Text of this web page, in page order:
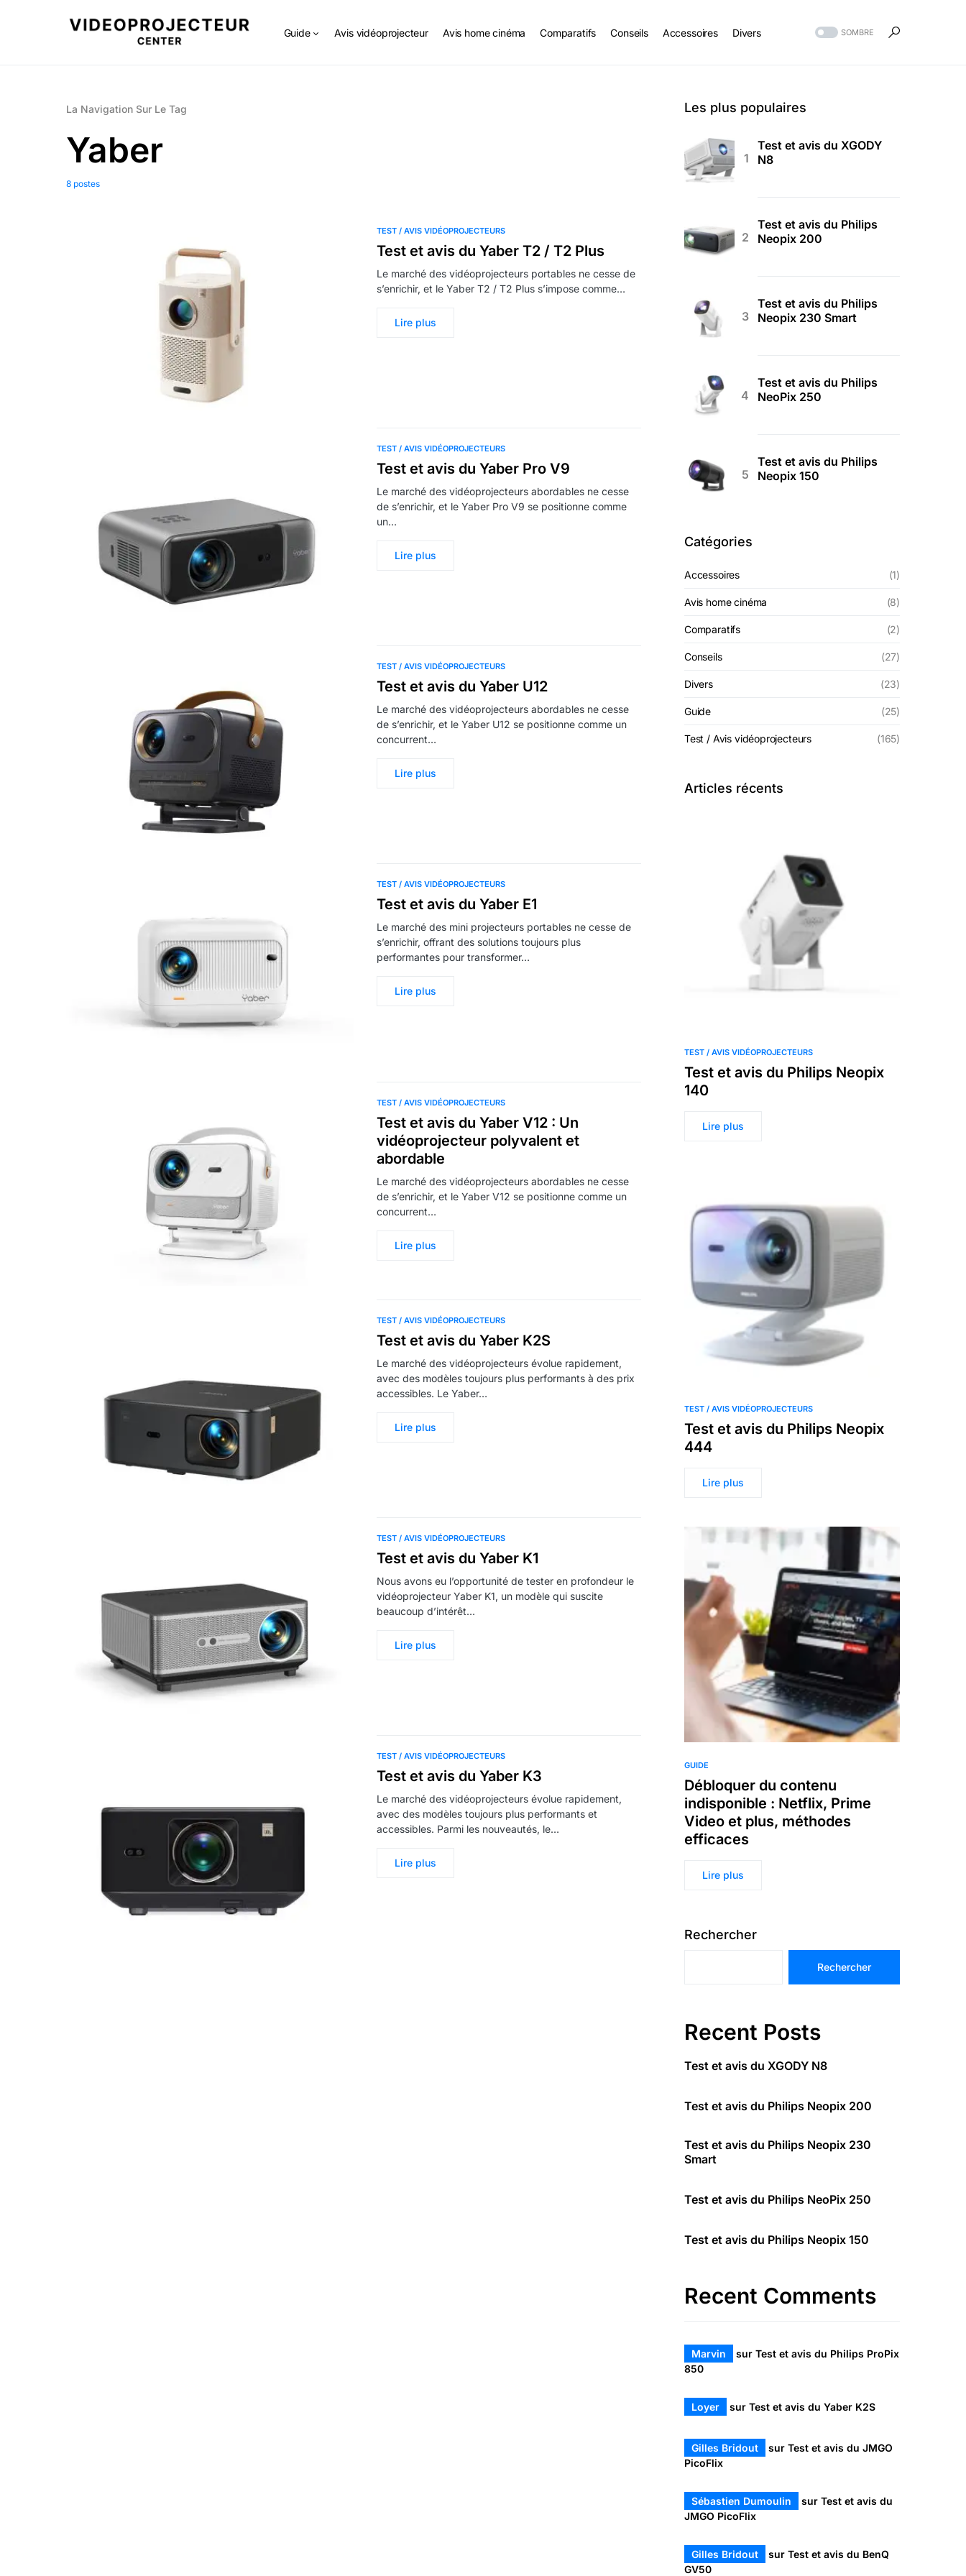
Guide Avis vidéoprojecteur Avis home cinéma Comparatifs Conseils Accessoires Divers SOMBRE
La Navigation Sur Le Tag
Yaber
8 postes
TEST / AVIS VIDÉOPROJECTEURS
Test et avis du Yaber T2 / T2 Plus
Le marché des vidéoprojecteurs portables ne cesse de
s’enrichir, et le Yaber T2 / T2 Plus s’impose comme…
Lire plus
TEST / AVIS VIDÉOPROJECTEURS
Test et avis du Yaber Pro V9
Le marché des vidéoprojecteurs abordables ne cesse
de s’enrichir, et le Yaber Pro V9 se positionne comme
un…
Lire plus
TEST / AVIS VIDÉOPROJECTEURS
Test et avis du Yaber U12
Le marché des vidéoprojecteurs abordables ne cesse
de s’enrichir, et le Yaber U12 se positionne comme un
concurrent…
Lire plus
TEST / AVIS VIDÉOPROJECTEURS
Test et avis du Yaber E1
Le marché des mini projecteurs portables ne cesse de
s’enrichir, offrant des solutions toujours plus
performantes pour transformer…
Lire plus
TEST / AVIS VIDÉOPROJECTEURS
Test et avis du Yaber V12 : Un
vidéoprojecteur polyvalent et
abordable
Le marché des vidéoprojecteurs abordables ne cesse
de s’enrichir, et le Yaber V12 se positionne comme un
concurrent…
Lire plus
TEST / AVIS VIDÉOPROJECTEURS
Test et avis du Yaber K2S
Le marché des vidéoprojecteurs évolue rapidement,
avec des modèles toujours plus performants à des prix
accessibles. Le Yaber…
Lire plus
TEST / AVIS VIDÉOPROJECTEURS
Test et avis du Yaber K1
Nous avons eu l’opportunité de tester en profondeur le
vidéoprojecteur Yaber K1, un modèle qui suscite
beaucoup d’intérêt…
Lire plus
TEST / AVIS VIDÉOPROJECTEURS
Test et avis du Yaber K3
Le marché des vidéoprojecteurs évolue rapidement,
avec des modèles toujours plus performants et
accessibles. Parmi les nouveautés, le…
Lire plus
Les plus populaires
Test et avis du XGODY
N8
Test et avis du Philips
Neopix 200
Test et avis du Philips
Neopix 230 Smart
Test et avis du Philips
NeoPix 250
Test et avis du Philips
Neopix 150
Catégories
Accessoires (1)
Avis home cinéma (8)
Comparatifs (2)
Conseils (27)
Divers (23)
Guide (25)
Test / Avis vidéoprojecteurs (165)
Articles récents
TEST / AVIS VIDÉOPROJECTEURS
Test et avis du Philips Neopix
140
Lire plus
TEST / AVIS VIDÉOPROJECTEURS
Test et avis du Philips Neopix
444
Lire plus
GUIDE
Débloquer du contenu
indisponible : Netflix, Prime
Video et plus, méthodes
efficaces
Lire plus
Rechercher
Rechercher
Recent Posts
Test et avis du XGODY N8
Test et avis du Philips Neopix 200
Test et avis du Philips Neopix 230
Smart
Test et avis du Philips NeoPix 250
Test et avis du Philips Neopix 150
Recent Comments
Marvin sur Test et avis du Philips ProPix
850
Loyer sur Test et avis du Yaber K2S
Gilles Bridout sur Test et avis du JMGO
PicoFlix
Sébastien Dumoulin sur Test et avis du
JMGO PicoFlix
Gilles Bridout sur Test et avis du BenQ
GV50